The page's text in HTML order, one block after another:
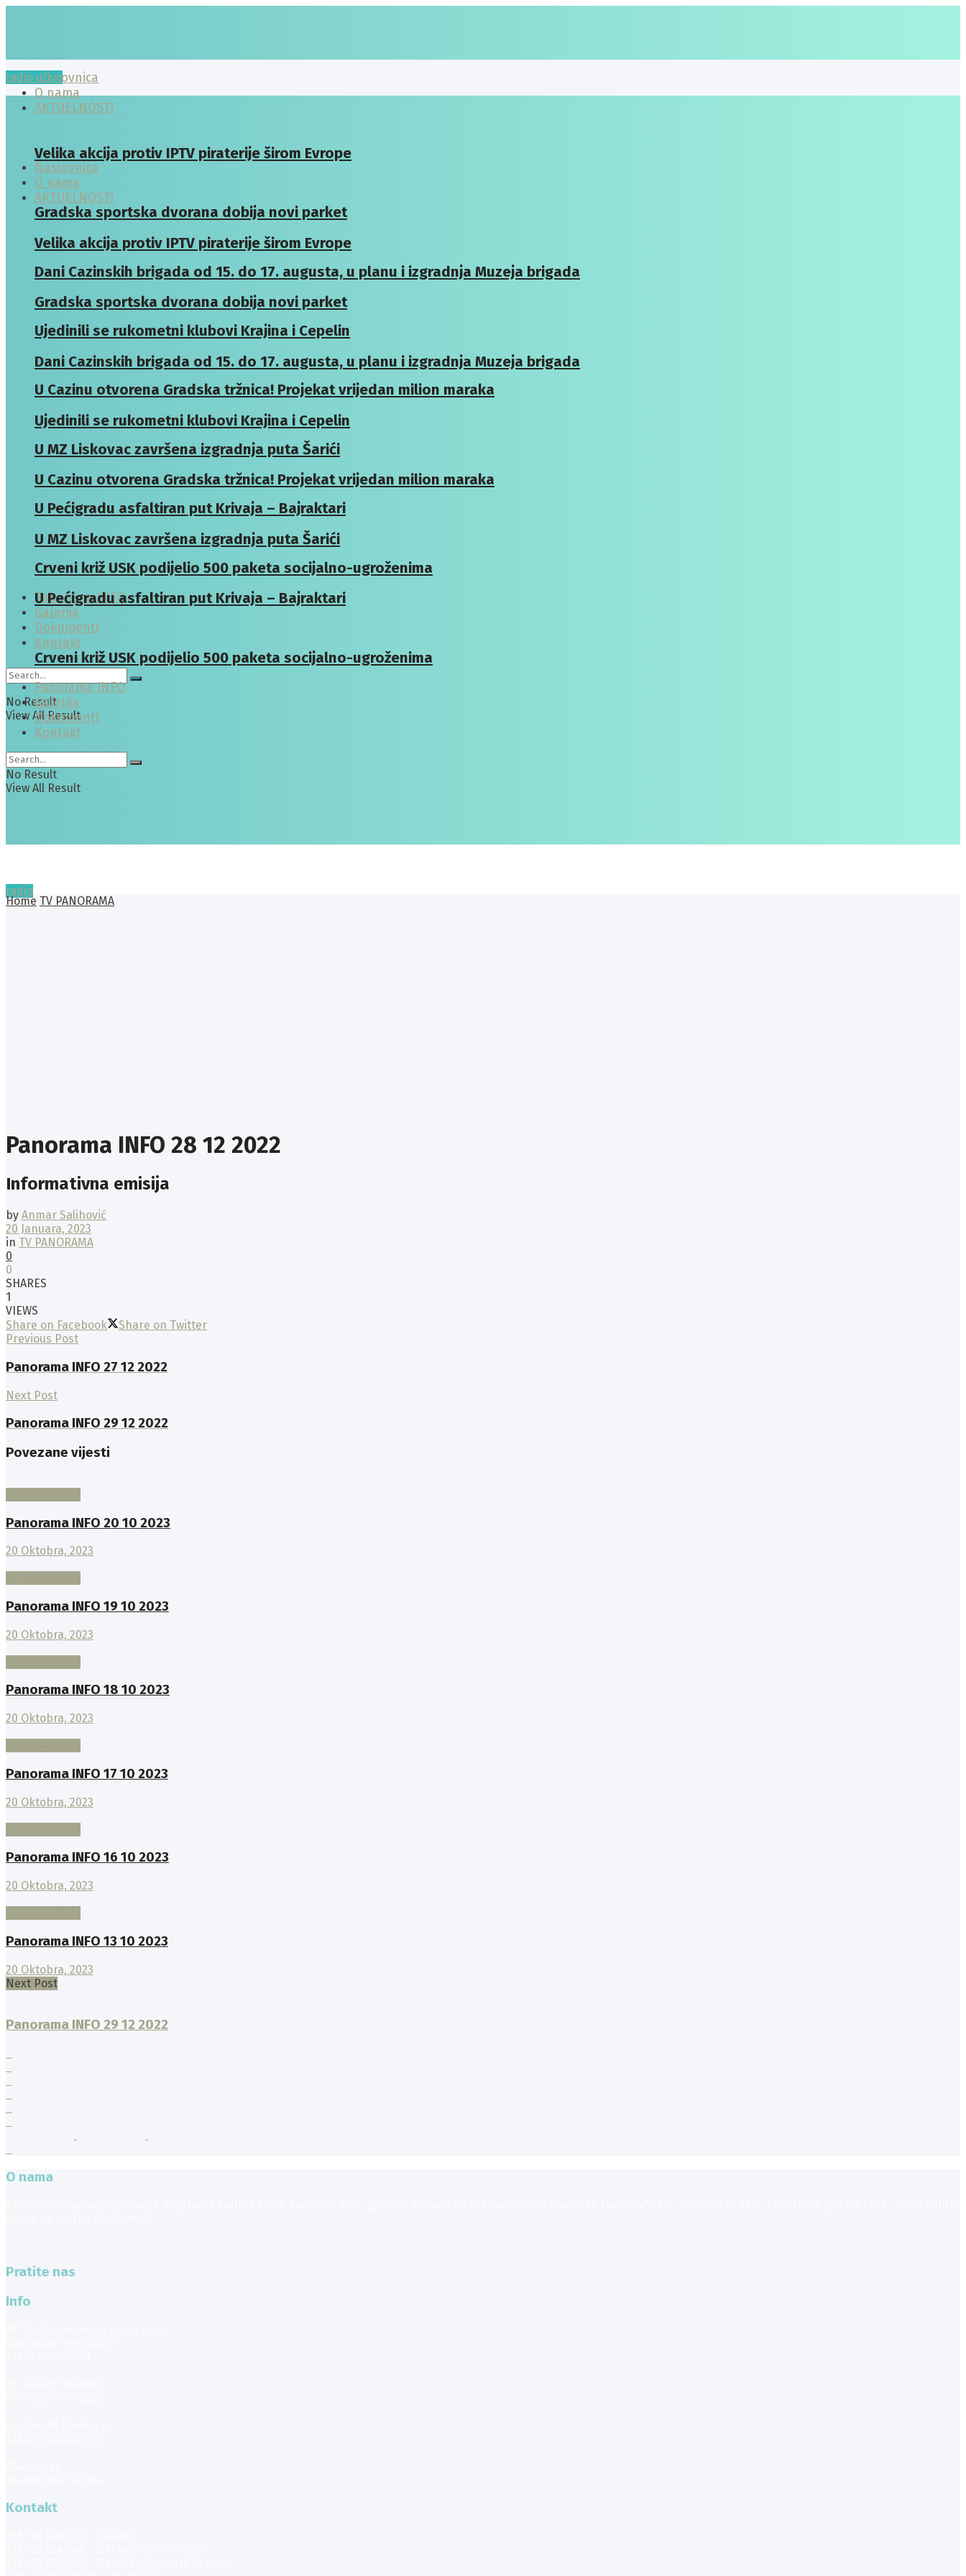
Naslovnica
O nama
AKTUELNOSTI
Velika akcija protiv IPTV piraterije širom Evrope
Gradska sportska dvorana dobija novi parket
Dani Cazinskih brigada od 15. do 17. augusta, u planu i izgradnja Muzeja brigada
Ujedinili se rukometni klubovi Krajina i Cepelin
U Cazinu otvorena Gradska tržnica! Projekat vrijedan milion maraka
U MZ Liskovac završena izgradnja puta Šarići
U Pećigradu asfaltiran put Krivaja – Bajraktari
Crveni križ USK podijelio 500 paketa socijalno-ugroženima
Panorama INFO
Galerija
Dokumenti
Kontakt
No Result
View All Result
radio uživo
Naslovnica
O nama
AKTUELNOSTI
Velika akcija protiv IPTV piraterije širom Evrope
Gradska sportska dvorana dobija novi parket
Dani Cazinskih brigada od 15. do 17. augusta, u planu i izgradnja Muzeja brigada
Ujedinili se rukometni klubovi Krajina i Cepelin
U Cazinu otvorena Gradska tržnica! Projekat vrijedan milion maraka
U MZ Liskovac završena izgradnja puta Šarići
U Pećigradu asfaltiran put Krivaja – Bajraktari
Crveni križ USK podijelio 500 paketa socijalno-ugroženima
Panorama INFO
Galerija
Dokumenti
Kontakt
No Result
View All Result
radio
Home TV PANORAMA
Panorama INFO 28 12 2022
Informativna emisija
by Anmar Salihović
20 Januara, 2023
in TV PANORAMA
0
0
SHARES
1
VIEWS
Share on Facebook
Share on Twitter
Previous Post
Panorama INFO 27 12 2022
Next Post
Panorama INFO 29 12 2022
Povezane vijesti
Panorama INFO 20 10 2023
20 Oktobra, 2023
Panorama INFO 19 10 2023
20 Oktobra, 2023
Panorama INFO 18 10 2023
20 Oktobra, 2023
Panorama INFO 17 10 2023
20 Oktobra, 2023
Panorama INFO 16 10 2023
20 Oktobra, 2023
Panorama INFO 13 10 2023
20 Oktobra, 2023
Next Post
Panorama INFO 29 12 2022
O nama
Pratite nas
Info
Kontakt